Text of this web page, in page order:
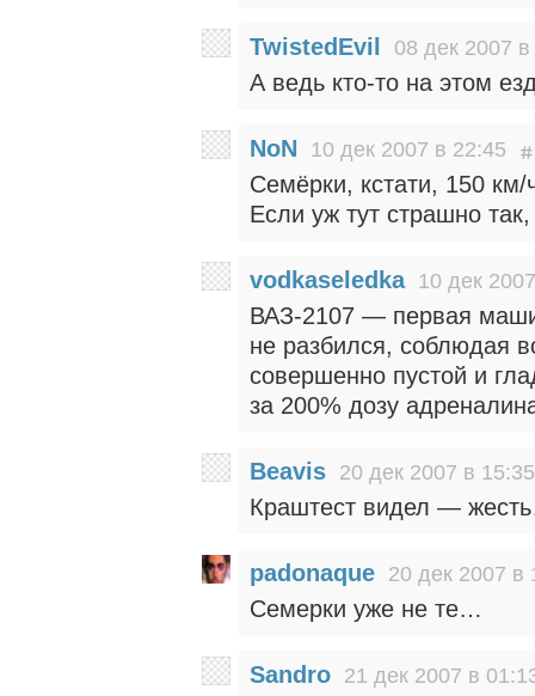
TwistedEvil 08 дек 2007
А ведь кто-то на этом
NoN 10 дек 2007 в 22:45
Семёрки, кстати, 150
Если уж тут страшно
vodkaseledka 10 дек
ВАЗ-2107 — первая
не разбился, соблюдая
совершенно пустой и
за 200% дозу
Beavis 20 дек 2007 в 15:35
Краштест видел —
padonaque 20 дек 2007 в
Семерки уже не те…
Sandro 21 дек 2007 в